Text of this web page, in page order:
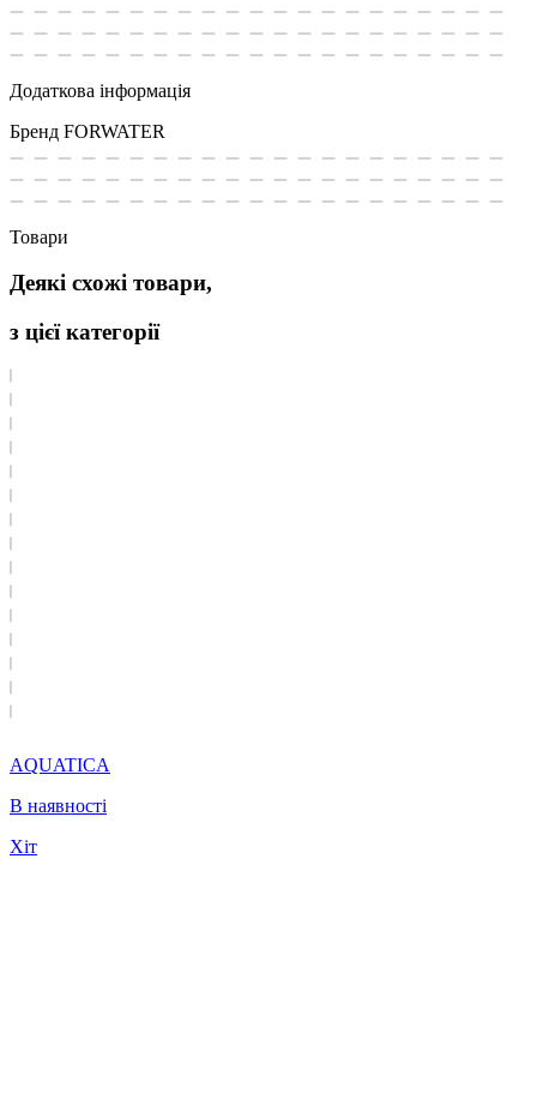
Додаткова інформація
Бренд FORWATER
Товари
Деякі схожі товари,
з цієї категорії
AQUATICA
В наявності
Хіт